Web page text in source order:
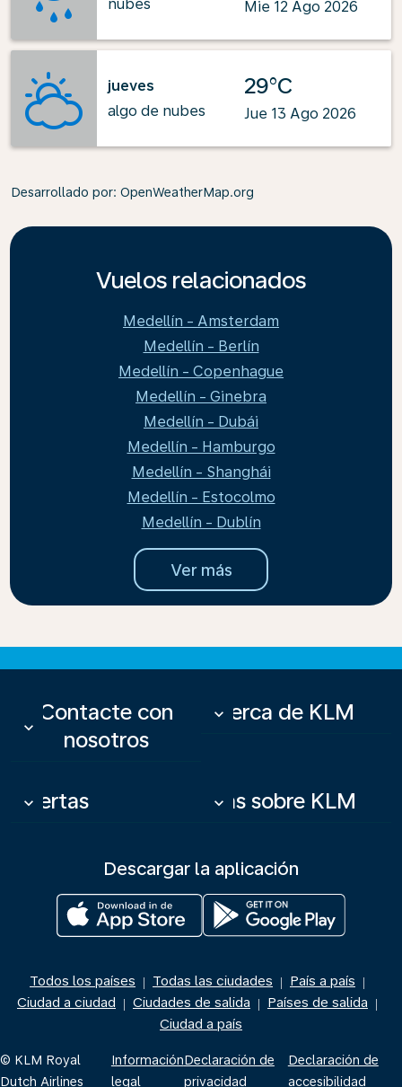
nubes
Mie 12 Ago 2026
jueves
algo de nubes
29°C
Jue 13 Ago 2026
Desarrollado por: OpenWeatherMap.org
Vuelos relacionados
Medellín - Amsterdam
Medellín - Berlín
Medellín - Copenhague
Medellín - Ginebra
Medellín - Dubái
Medellín - Hamburgo
Medellín - Shanghái
Medellín - Estocolmo
Medellín - Dublín
Ver más
Contacte con
nosotros
keyboard_arrow_down
Acerca de KLM
keyboard_arrow_down
Ofertas
keyboard_arrow_down Más sobre KLM
keyboard_arrow_down
Descargar la aplicación
Todos los países | Todas las ciudades | País a país |
Ciudad a ciudad | Ciudades de salida | Países de salida |
Ciudad a país
© KLM Royal
Dutch Airlines
Información
legal
Declaración de
privacidad
Declaración de
accesibilidad